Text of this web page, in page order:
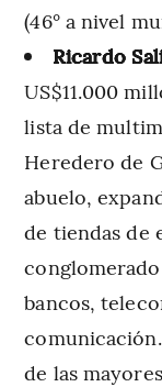
(46° a nivel
Ricardo
US$11.000
lista de
Heredero de
abuelo,
de tiendas de
bancos,
de las